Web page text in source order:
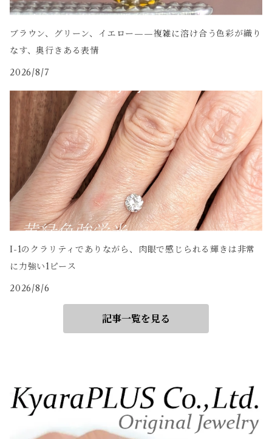
ブラウン、グリーン、イエロー——複雑に溶け合う色彩が織り
なす、奥行きある表情
2026/8/7
I-1のクラリティでありながら、肉眼で感じられる輝きは非常
に力強い1ピース
2026/8/6
記事一覧を見る